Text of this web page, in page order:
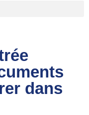
dans